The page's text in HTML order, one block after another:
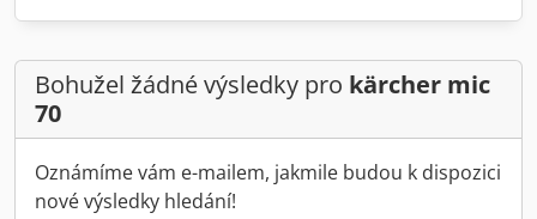
Bohužel žádné výsledky pro kärcher mic
70
Oznámíme vám e-mailem, jakmile budou k dispozici
nové výsledky hledání!